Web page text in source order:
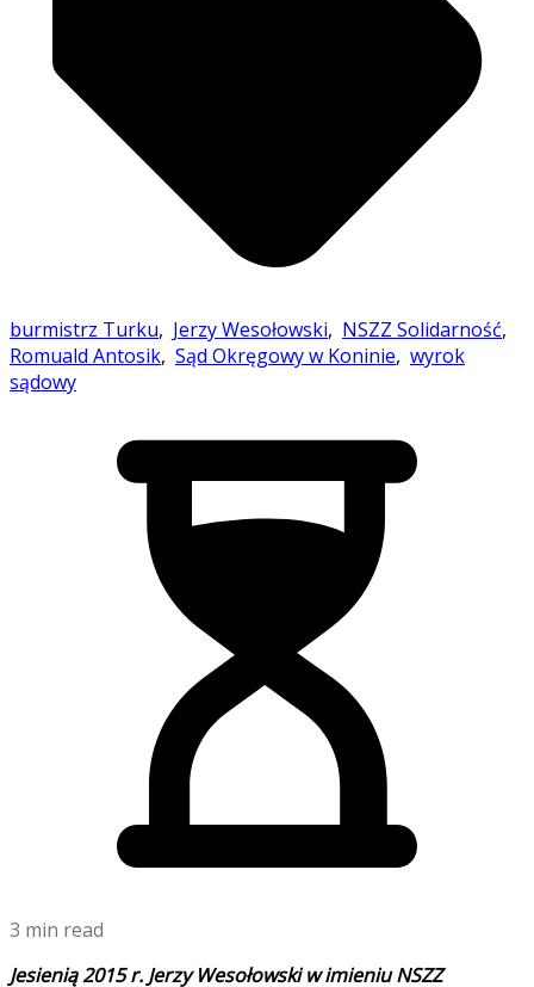
burmistrz Turku, Jerzy Wesołowski, NSZZ Solidarność,
Romuald Antosik, Sąd Okręgowy w Koninie, wyrok
sądowy
3 min read
Jesienią 2015 r. Jerzy Wesołowski w imieniu NSZZ